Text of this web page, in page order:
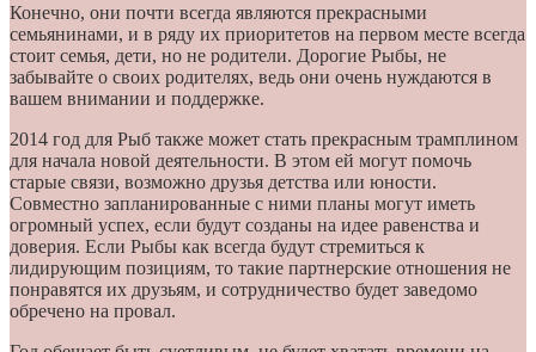
Конечно, они почти всегда являются прекрасными
семьянинами, и в ряду их приоритетов на первом месте всегда
стоит семья, дети, но не родители. Дорогие Рыбы, не
забывайте о своих родителях, ведь они очень нуждаются в
вашем внимании и поддержке.
2014 год для Рыб также может стать прекрасным трамплином
для начала новой деятельности. В этом ей могут помочь
старые связи, возможно друзья детства или юности.
Совместно запланированные с ними планы могут иметь
огромный успех, если будут созданы на идее равенства и
доверия. Если Рыбы как всегда будут стремиться к
лидирующим позициям, то такие партнерские отношения не
понравятся их друзьям, и сотрудничество будет заведомо
обречено на провал.